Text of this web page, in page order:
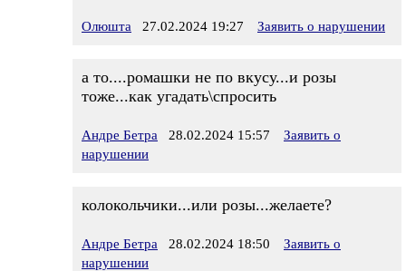
Олюшта 27.02.2024 19:27 Заявить о нарушении
а то....ромашки не по вкусу...и розы
тоже...как угадать\спросить
Андре Бетра 28.02.2024 15:57
Заявить о
нарушении
колокольчики...или розы...желаете?
Андре Бетра 28.02.2024 18:50
Заявить о
нарушении